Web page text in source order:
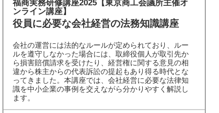
福商実務研修講座2025【東京商工会議所主催オ
ンライン講座】
役員に必要な会社経営の法務知識講座
会社の運営には法的なルールが定められており、ルー
ルを遵守しなかった場合には、取締役個人が取引先か
ら損害賠償請求を受けたり、経営権に関する意見の相
違から株主からの代表訴訟の提起もあり得る時代とな
ってきました。本講座では、会社経営に必要な法律知
識を中小企業の事例を交えながら分かりやすく解説し
ます。